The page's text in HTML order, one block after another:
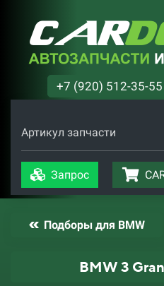
+7 (920) 512-35-55
Артикул запчасти
Запрос
Подборы для BMW
BMW 3